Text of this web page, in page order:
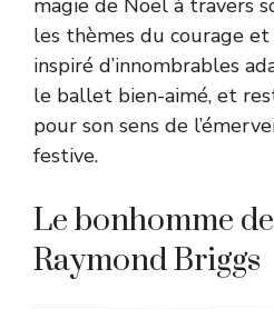
les thèmes du courage et
inspiré d’innombrables
le ballet bien-aimé, et
pour son sens de
festive.
Le bonhomme
Raymond Briggs